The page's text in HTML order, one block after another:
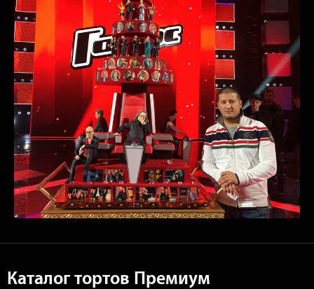
Каталог тортов Премиум